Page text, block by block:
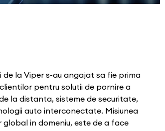
de la Viper s-au angajat sa fie prima
pentru solutii de pornire a
la distanta, sisteme de securitate,
auto interconectate. Misiunea
global in domeniu, este de a face